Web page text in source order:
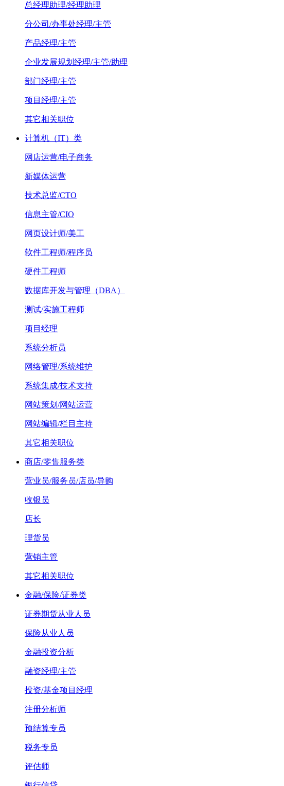
总经理助理/经理助理
分公司/办事处经理/主管
产品经理/主管
企业发展规划经理/主管/助理
部门经理/主管
项目经理/主管
其它相关职位
计算机（IT）类
网店运营/电子商务
新媒体运营
技术总监/CTO
信息主管/CIO
网页设计师/美工
软件工程师/程序员
硬件工程师
数据库开发与管理（DBA）
测试/实施工程师
项目经理
系统分析员
网络管理/系统维护
系统集成/技术支持
网站策划/网站运营
网站编辑/栏目主持
其它相关职位
商店/零售服务类
营业员/服务员/店员/导购
收银员
店长
理货员
营销主管
其它相关职位
金融/保险/证券类
证券期货从业人员
保险从业人员
金融投资分析
融资经理/主管
投资/基金项目经理
注册分析师
预结算专员
税务专员
评估师